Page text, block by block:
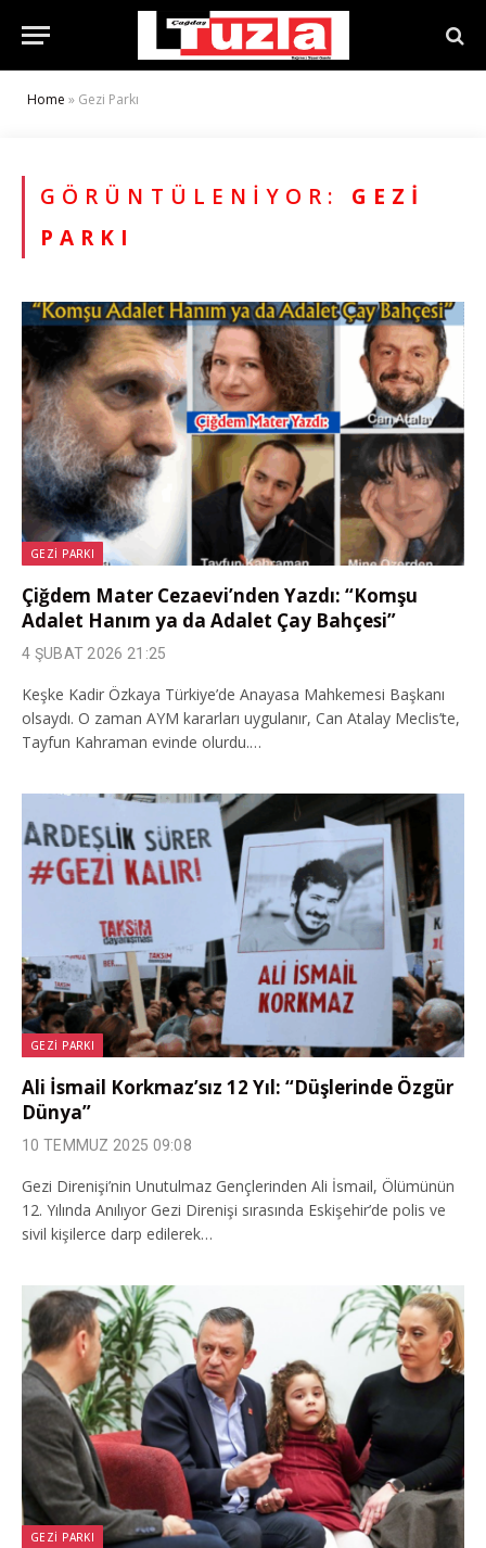
Home » Gezi Parkı
GÖRÜNTÜLENIYOR: GEZI
PARKI
GEZI PARKI
Çiğdem Mater Cezaevi’nden Yazdı: “Komşu
Adalet Hanım ya da Adalet Çay Bahçesi”
4 ŞUBAT 2026 21:25
Keşke Kadir Özkaya Türkiye’de Anayasa Mahkemesi Başkanı
olsaydı. O zaman AYM kararları uygulanır, Can Atalay Meclis’te,
Tayfun Kahraman evinde olurdu.…
GEZI PARKI
Ali İsmail Korkmaz’sız 12 Yıl: “Düşlerinde Özgür
Dünya”
10 TEMMUZ 2025 09:08
Gezi Direnişi’nin Unutulmaz Gençlerinden Ali İsmail, Ölümünün
12. Yılında Anılıyor Gezi Direnişi sırasında Eskişehir’de polis ve
sivil kişilerce darp edilerek…
GEZI PARKI